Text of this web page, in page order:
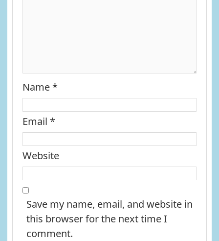
Name *
Email *
Website
Save my name, email, and website in
this browser for the next time I
comment.